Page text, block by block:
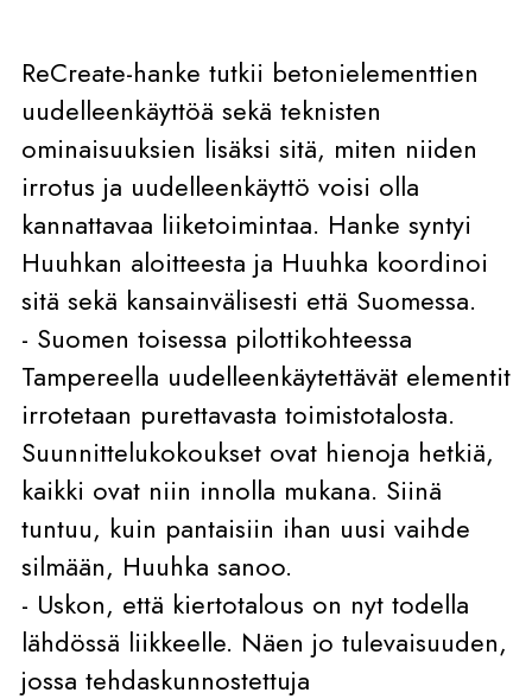
ReCreate-hanke tutkii betonielementtien
uudelleenkäyttöä sekä teknisten
ominaisuuksien lisäksi sitä, miten niiden
irrotus ja uudelleenkäyttö voisi olla
kannattavaa liiketoimintaa. Hanke syntyi
Huuhkan aloitteesta ja Huuhka koordinoi
sitä sekä kansainvälisesti että Suomessa.
- Suomen toisessa pilottikohteessa
Tampereella uudelleenkäytettävät elementit
irrotetaan purettavasta toimistotalosta.
Suunnittelukokoukset ovat hienoja hetkiä,
kaikki ovat niin innolla mukana. Siinä
tuntuu, kuin pantaisiin ihan uusi vaihde
silmään, Huuhka sanoo.
- Uskon, että kiertotalous on nyt todella
lähdössä liikkeelle. Näen jo tulevaisuuden,
jossa tehdaskunnostettuja